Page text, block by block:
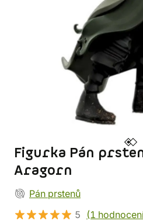
Figurka Pán
Aragorn
Pán prstenů
5
(1